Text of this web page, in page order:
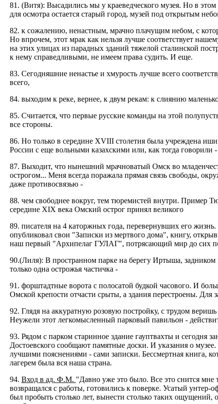
81. (Витя): Высадились мы у краеведческого музея. Но в
для осмотра остается старый город, музей под открытым
82. к сожалению, ненастным, мрачно плачущим небом, с
Но впрочем, этот мрак как нельзя лучше соответствует
на этих улицах из парадных зданий тяжелой сталинской
к нему справедливыми, не имеем права судить. И еще.
83. Сегодняшние ненастье и хмурость лучше всего
всего,
84. выходим к реке, вернее, к двум рекам: к слиянию
85. Считается, что первые русские команды на этой
все стороны.
86. Но только в середине XVIII столетия была учреждена
России с еще вольными казахскими или, как тогда говорили
87. Выходит, что нынешний мрачноватый Омск во
острогом... Меня всегда поражала прямая связь свободы,
даже противосвязью -
88. чем свободнее вокруг, тем тюремистей внутри. Пример
середине XIX века Омский острог принял великого
89. писателя на 4 каторжных года, перевернувших его
опубликовал свои "Записки из мертвого дома", книгу,
наш первый "Архипелаг ГУЛАГ", потрясающий мир до сих
90.(Лиля): В пространном парке на берегу Иртыша,
только одна острожья частичка -
91. форштадтные ворота с полосатой будкой часового. И
Омской крепости отчасти срыты, а здания перестроены.
92. Глядя на аккуратную розовую постройку, с трудом
Неужели этот легкомысленный парковый павильон -
93. Рядом с парком старинное здание гауптвахты и
Достоевского сообщают памятные доски. И указания о
лучшими пояснениями - сами записки. Бессмертная книга,
лагерем была вся наша страна.
94. Вход в ад. Ф.М. "Давно уже это было. Все это снится мне
возвращался с работы, готовились к поверке. Усатый
был пробыть столько лет, вынести столько таких